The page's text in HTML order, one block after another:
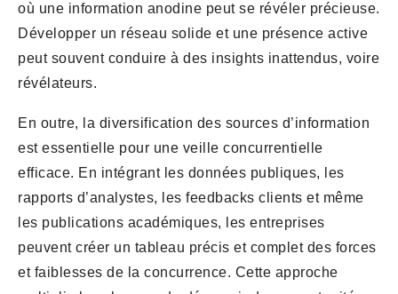
où une information anodine peut se révéler précieuse.
Développer un réseau solide et une présence active
peut souvent conduire à des insights inattendus, voire
révélateurs.
En outre, la diversification des sources d’information
est essentielle pour une veille concurrentielle
efficace. En intégrant les données publiques, les
rapports d’analystes, les feedbacks clients et même
les publications académiques, les entreprises
peuvent créer un tableau précis et complet des forces
et faiblesses de la concurrence. Cette approche